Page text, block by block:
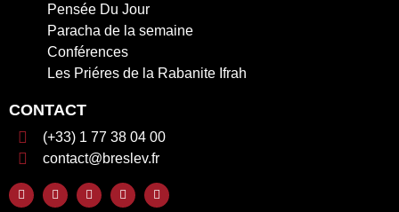
Pensée Du Jour
Paracha de la semaine
Conférences
Les Priéres de la Rabanite Ifrah
CONTACT
(+33) 1 77 38 04 00
contact@breslev.fr